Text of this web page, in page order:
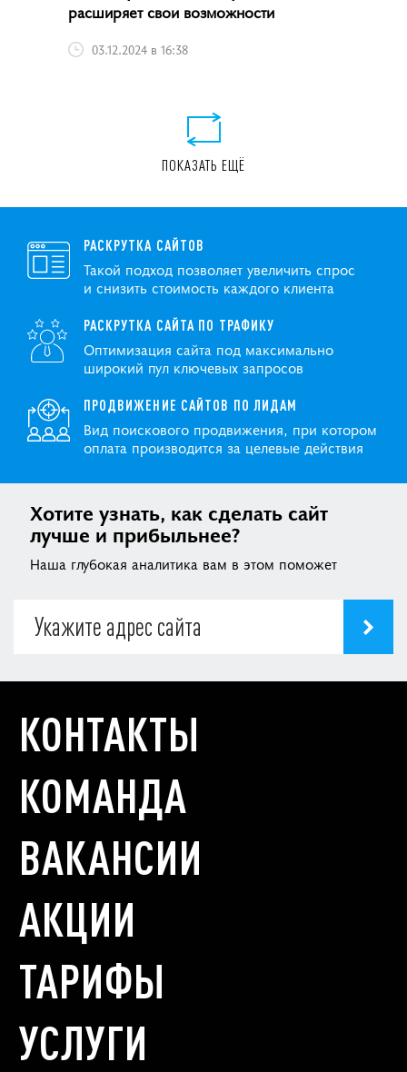
расширяет свои возможности
03.12.2024 в 16:38
ПОКАЗАТЬ ЕЩЁ
РАСКРУТКА САЙТОВ
Такой подход позволяет увеличить спрос
и снизить стоимость каждого клиента
РАСКРУТКА САЙТА ПО ТРАФИКУ
Оптимизация сайта под максимально
широкий пул ключевых запросов
ПРОДВИЖЕНИЕ САЙТОВ ПО ЛИДАМ
Вид поискового продвижения, при котором
оплата производится за целевые действия
Хотите узнать, как сделать сайт
лучше и прибыльнее?
Наша глубокая аналитика вам в этом поможет
КОНТАКТЫ
КОМАНДА
ВАКАНСИИ
АКЦИИ
ТАРИФЫ
УСЛУГИ